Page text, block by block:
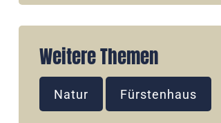
Weitere Themen
Natur Fürstenhaus